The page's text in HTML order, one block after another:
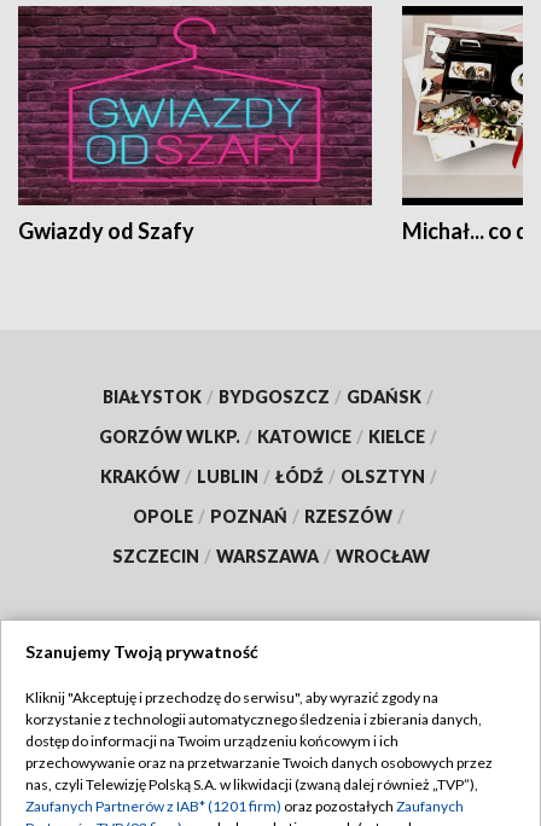
Gwiazdy od Szafy Michał... co
BIAŁYSTOK / BYDGOSZCZ / GDAŃSK /
GORZÓW WLKP. / KATOWICE / KIELCE /
KRAKÓW / LUBLIN / ŁÓDŹ / OLSZTYN /
OPOLE / POZNAŃ / RZESZÓW /
SZCZECIN / WARSZAWA / WROCŁAW
TVP
Abonament TVP
Emisja w TVP
Regulamin TVP
Polityka prywatności
Szanujemy Twoją prywatność
Kliknij "Akceptuję i przechodzę do serwisu", aby wyrazić zgody na
korzystanie z technologii automatycznego śledzenia i zbierania danych,
dostęp do informacji na Twoim urządzeniu końcowym i ich
przechowywanie oraz na przetwarzanie Twoich danych osobowych przez
nas, czyli Telewizję Polską S.A. w likwidacji (zwaną dalej również „TVP”),
Zaufanych Partnerów z IAB* (1201 firm) oraz pozostałych Zaufanych